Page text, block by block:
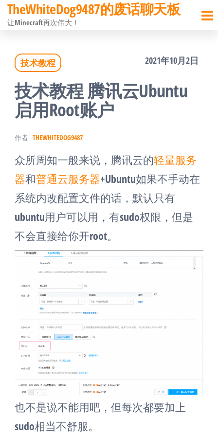
前
往
TheWhiteDog9487的废话聊天板
让Minecraft再次伟大！
技术教程 2021年10月2日
技术教程 腾讯云Ubuntu
启用Root账户
作者 THEWHITEDOG9487
众所周知一般来说，腾讯云的轻量服务
器和普通云服务器+Ubuntu如果不手动在
系统内改配置文件的话，默认只有
ubuntu用户可以用，有sudo权限，但是
不会直接给你开root。
也不是说不能用吧，但每次都要加上
sudo相当不舒服。